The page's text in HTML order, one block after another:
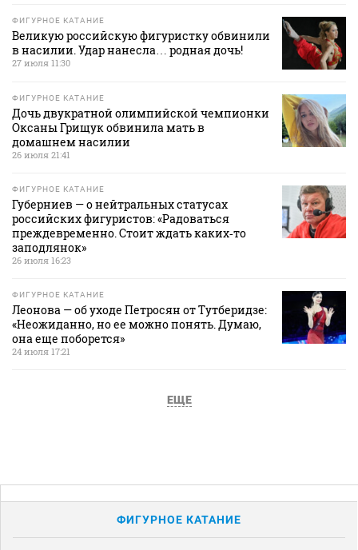
ФИГУРНОЕ КАТАНИЕ
Великую российскую фигуристку обвинили
в насилии. Удар нанесла… родная дочь!
27 июля 11:30
ФИГУРНОЕ КАТАНИЕ
Дочь двукратной олимпийской чемпионки
Оксаны Грищук обвинила мать в
домашнем насилии
26 июля 21:41
ФИГУРНОЕ КАТАНИЕ
Губерниев — о нейтральных статусах
российских фигуристов: «Радоваться
преждевременно. Стоит ждать каких‑то
заподлянок»
26 июля 16:23
ФИГУРНОЕ КАТАНИЕ
Леонова — об уходе Петросян от Тутберидзе:
«Неожиданно, но ее можно понять. Думаю,
она еще поборется»
24 июля 17:21
ЕЩЕ
ФИГУРНОЕ КАТАНИЕ